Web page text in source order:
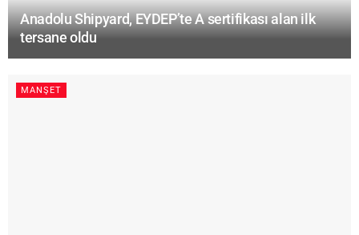
Anadolu Shipyard, EYDEP’te A sertifikası alan ilk
tersane oldu
MANŞET